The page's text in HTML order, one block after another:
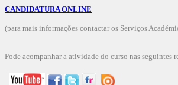
CANDIDATURA ONLINE
(para mais informações contactar os Serviços
Pode acompanhar a atividade do curso nas seguintes